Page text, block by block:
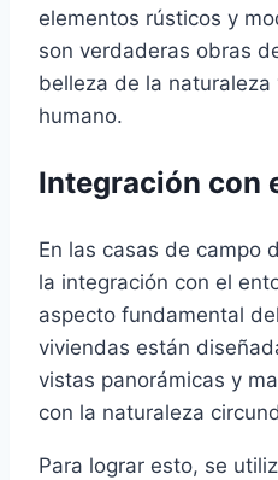
elementos rústicos y
son verdaderas obras
belleza de la
humano.
Integración con
En las casas de campo
la integración con el
aspecto fundamental
viviendas están
vistas panorámicas y
con la naturaleza
Para lograr esto, se